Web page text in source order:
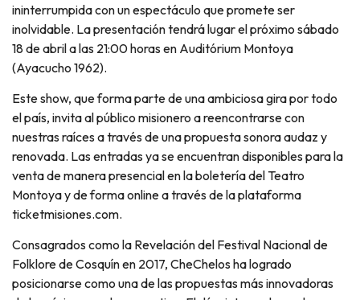
ininterrumpida con un espectáculo que promete ser
inolvidable. La presentación tendrá lugar el próximo sábado
18 de abril a las 21:00 horas en Auditórium Montoya
(Ayacucho 1962).
Este show, que forma parte de una ambiciosa gira por todo
el país, invita al público misionero a reencontrarse con
nuestras raíces a través de una propuesta sonora audaz y
renovada. Las entradas ya se encuentran disponibles para la
venta de manera presencial en la boletería del Teatro
Montoya y de forma online a través de la plataforma
ticketmisiones.com.
Consagrados como la Revelación del Festival Nacional de
Folklore de Cosquín en 2017, CheChelos ha logrado
posicionarse como una de las propuestas más innovadoras